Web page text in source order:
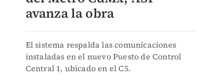
avanza la obra
El sistema respalda las comunicaciones
instaladas en el nuevo Puesto de Control
Central 1, ubicado en el C5.